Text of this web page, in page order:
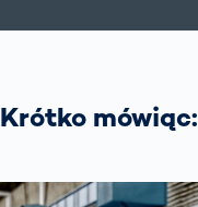
Krótko mówiąc: